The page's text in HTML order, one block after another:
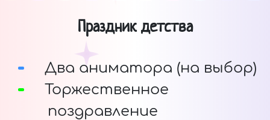
Праздник детства
Два аниматора (на выбор)
Торжественное
поздравление